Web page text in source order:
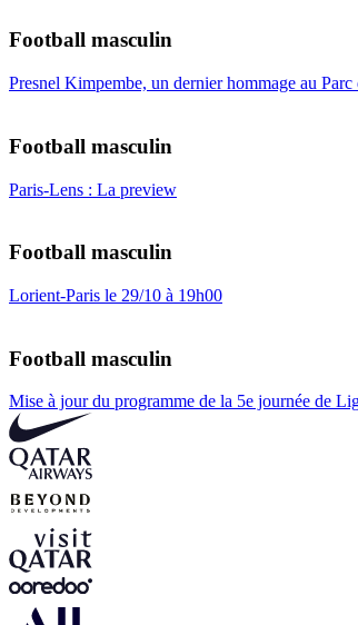
Football masculin
Presnel Kimpembe, un dernier hommage au Parc
Football masculin
Paris-Lens : La preview
Football masculin
Lorient-Paris le 29/10 à 19h00
Football masculin
Mise à jour du programme de la 5e journée de